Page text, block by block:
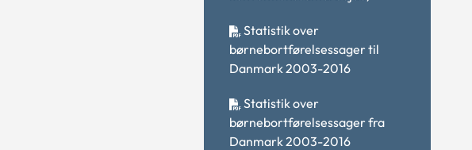
Statistik over
børnebortførelsessager til
Danmark 2003-2016
Statistik over
børnebortførelsessager fra
Danmark 2003-2016